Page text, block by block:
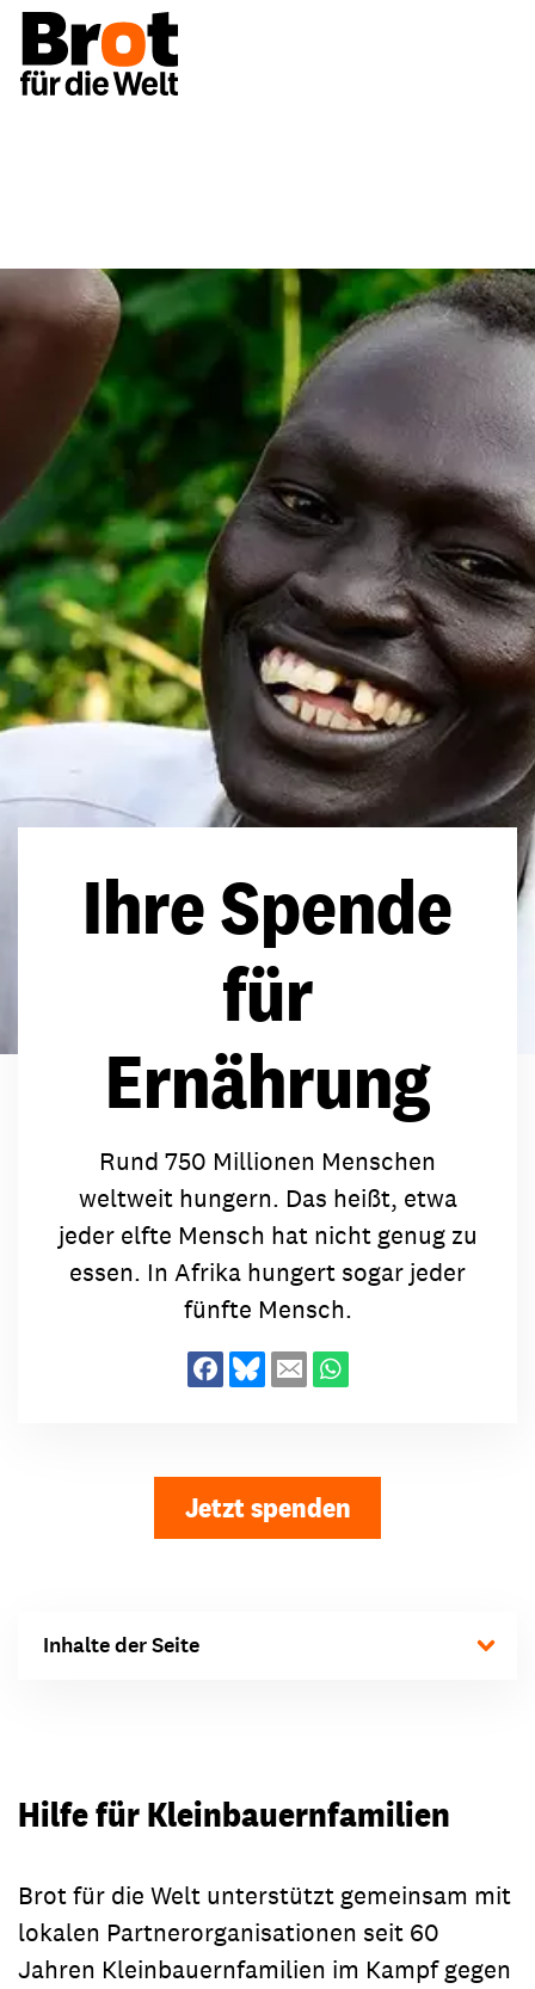
Ihre Spende
für
Ernährung
Rund 750 Millionen Menschen
weltweit hungern. Das heißt, etwa
jeder elfte Mensch hat nicht genug zu
essen. In Afrika hungert sogar jeder
fünfte Mensch.
Jetzt spenden
Inhalte der Seite
Hilfe für Kleinbauernfamilien
Brot für die Welt unterstützt gemeinsam mit
lokalen Partnerorganisationen seit 60
Jahren Kleinbauernfamilien im Kampf gegen